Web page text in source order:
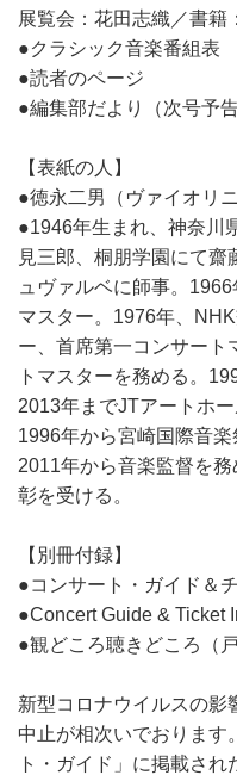
展覧会：花田志織／書籍
●クラシック音楽番組表
●読者のページ
●編集部だより（次号予
【表紙の人】
●徳永二男（ヴァイオリ
●1946年生まれ、神奈川
見三郎、桐朋学園にて
ュヴァルベに師事。
マスター。1976年、
ー、首席第一コンサート
トマスターを務める。
2013年までJTアートホ
1996年から宮崎国際音
2011年から音楽監督を
彰を受ける。
【別冊付録】
●コンサート・ガイド＆
●Concert Guide & Ticket
●観どころ聴きどころ（
新型コロナウイルスの影
中止が相次いでおります
ト・ガイド」に掲載さ